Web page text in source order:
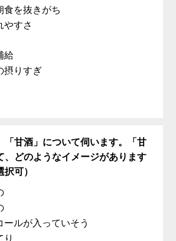
食を抜きがち
やすさ
給
摂りすぎ
「甘酒」について伺います。「甘
、どのようなイメージがあります
可）
ールが入っていそう
り